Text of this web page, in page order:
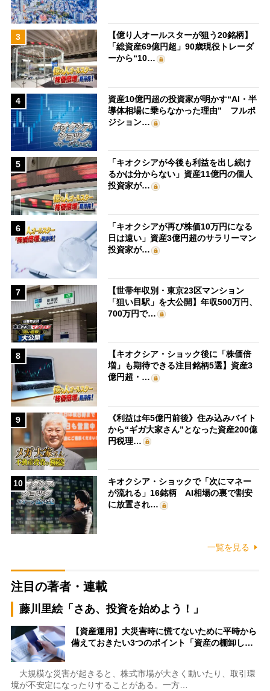
3
【億り人オールスターが狙う20銘柄】
「総資産69億円超」90歳現役トレーダ
ーから“10…
4
資産10億円超の投資家が明かす“AI・半
導体相場に乗らなかった理由” フルポ
ジション…
5
「キオクシアが今後も利益を出し続け
るかは分からない」資産11億円の個人
投資家が…
6
「キオクシアが再び株価10万円になる
日は遠い」資産3億円超のサラリーマン
投資家が…
7
【世帯年収別・東京23区マンション
「狙い目駅」を大公開】年収500万円、
700万円で…
8
【キオクシア・ショック後に「株価倍
増」も期待できる注目銘柄5選】資産3
億円超・…
9
《利益は年5億円前後》住み込みバイト
から“ギガ大家さん”となった資産200億
円税理…
10
キオクシア・ショックで「次にマネー
が流れる」16銘柄 AI相場の裏で割安
に放置され…
一覧を見る
注目の著者・連載
藤川里絵「さあ、投資を始めよう！」
【資産運用】大災害時に慌てないために平時から
備えておきたい3つのポイント「資産の棚卸し…
大規模な災害が起きると、株式市場が大きく動いたり、取引環
境が不安定になったりすることがある。一方…